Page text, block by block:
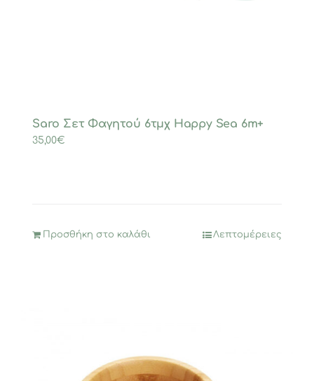
Saro Σετ Φαγητού 6τμχ Happy Sea 6m+
35,00€
Προσθήκη στο καλάθι Λεπτομέρειες